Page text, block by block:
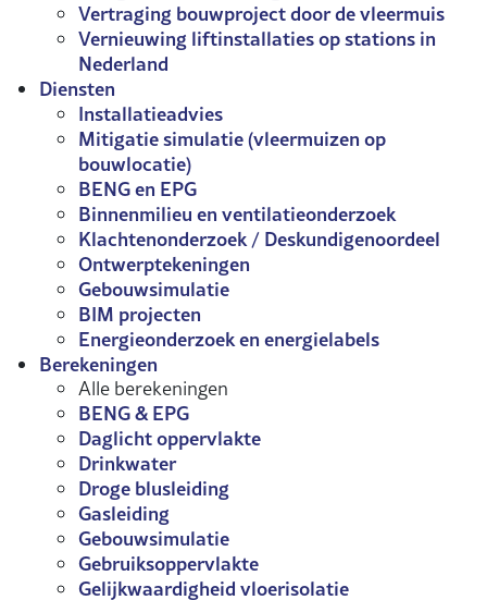
Vertraging bouwproject door de vleermuis
Vernieuwing liftinstallaties op stations in
Nederland
Diensten
Installatieadvies
Mitigatie simulatie (vleermuizen op
bouwlocatie)
BENG en EPG
Binnenmilieu en ventilatieonderzoek
Klachtenonderzoek / Deskundigenoordeel
Ontwerptekeningen
Gebouwsimulatie
BIM projecten
Energieonderzoek en energielabels
Berekeningen
Alle berekeningen
BENG & EPG
Daglicht oppervlakte
Drinkwater
Droge blusleiding
Gasleiding
Gebouwsimulatie
Gebruiksoppervlakte
Gelijkwaardigheid vloerisolatie